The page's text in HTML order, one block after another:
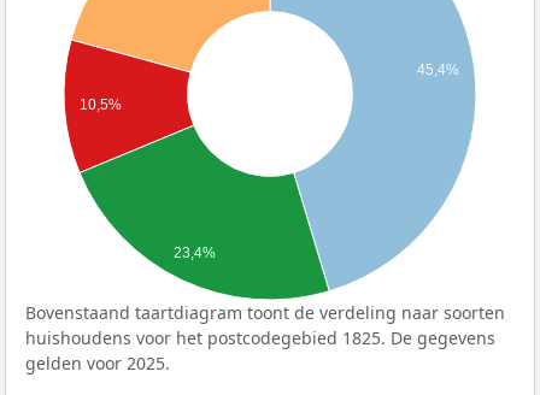
45,4%
10,5%
23,4%
Bovenstaand taartdiagram toont de verdeling naar soorten
huishoudens voor het postcodegebied 1825. De gegevens
gelden voor 2025.